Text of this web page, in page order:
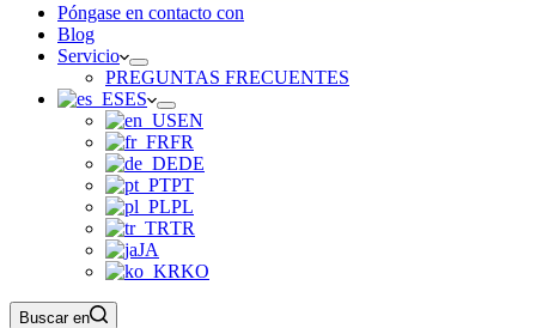
Póngase en contacto con
Blog
Servicio
PREGUNTAS FRECUENTES
ES
EN
FR
DE
PT
PL
TR
JA
KO
Buscar en